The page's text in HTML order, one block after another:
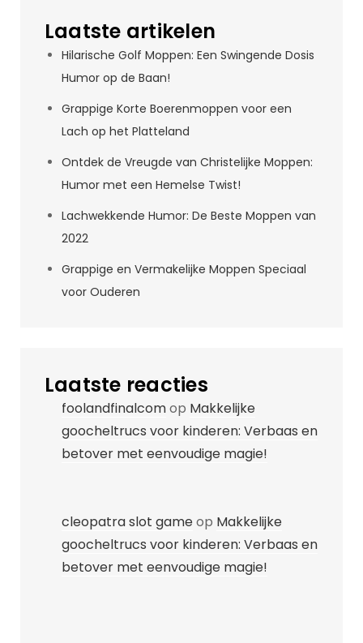
Laatste artikelen
Hilarische Golf Moppen: Een Swingende Dosis
Humor op de Baan!
Grappige Korte Boerenmoppen voor een
Lach op het Platteland
Ontdek de Vreugde van Christelijke Moppen:
Humor met een Hemelse Twist!
Lachwekkende Humor: De Beste Moppen van
2022
Grappige en Vermakelijke Moppen Speciaal
voor Ouderen
Laatste reacties
foolandfinalcomop Makkelijke
goocheltrucs voor kinderen: Verbaas en
betover met eenvoudige magie!
cleopatra slot gameop Makkelijke
goocheltrucs voor kinderen: Verbaas en
betover met eenvoudige magie!